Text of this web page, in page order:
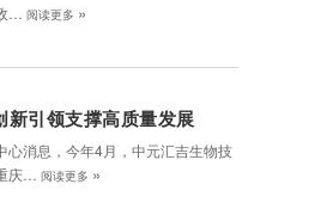
…
阅读更多 »
新引领支撑高质量发展
心消息，今年4月，中元汇吉生物技
庆…
阅读更多 »